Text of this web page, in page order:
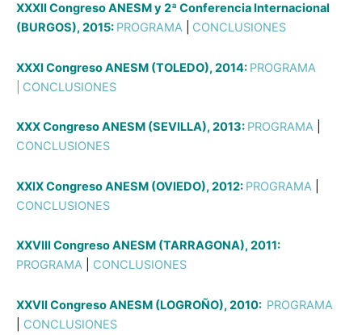
XXXII Congreso ANESM y 2ª Conferencia Internacional
(BURGOS), 2015: PROGRAMA CONCLUSIONES
XXXI Congreso ANESM (TOLEDO), 2014: PROGRAMA
CONCLUSIONES
XXX Congreso ANESM (SEVILLA), 2013: PROGRAMA
CONCLUSIONES
XXIX Congreso ANESM (OVIEDO), 2012: PROGRAMA
CONCLUSIONES
XXVIII Congreso ANESM (TARRAGONA), 2011:
PROGRAMA
CONCLUSIONES
XXVII Congreso ANESM (LOGROÑO), 2010: PROGRAMA
CONCLUSIONES